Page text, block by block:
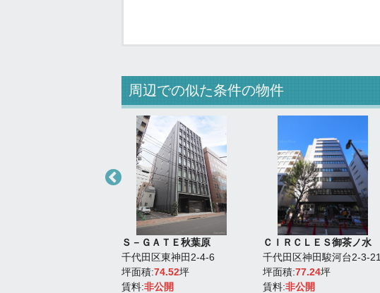
周辺での似た条件の物件
Ｓ－ＧＡＴＥ秋葉原
千代田区東神田2-4-6
坪面積:74.52坪
賃料:非公開
ＣＩＲＣＬＥＳ御茶ノ水
千代田区神田駿河台2-3-21
坪面積:77.24坪
賃料:非公開